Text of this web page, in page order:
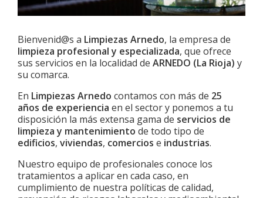
Bienvenid@s a Limpiezas Arnedo, la empresa de
limpieza profesional y especializada, que ofrece
sus servicios en la localidad de ARNEDO (La Rioja) y
su comarca.
En Limpiezas Arnedo contamos con más de 25
años de experiencia en el sector y ponemos a tu
disposición la más extensa gama de servicios de
limpieza y mantenimiento de todo tipo de
edificios, viviendas, comercios e industrias.
Nuestro equipo de profesionales conoce los
tratamientos a aplicar en cada caso, en
cumplimiento de nuestra políticas de calidad,